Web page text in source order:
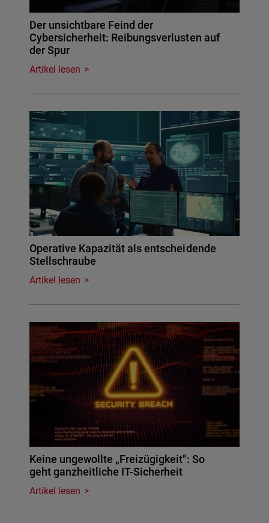
Der unsichtbare Feind der
Cybersicherheit: Reibungsverlusten auf
der Spur
Artikel lesen
Operative Kapazität als entscheidende
Stellschraube
Artikel lesen
Keine ungewollte „Freizügigkeit": So
geht ganzheitliche IT-Sicherheit
Artikel lesen